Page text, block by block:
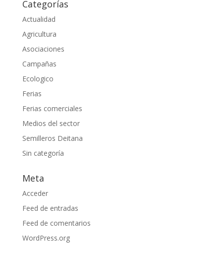
Categorías
Actualidad
Agricultura
Asociaciones
Campañas
Ecologico
Ferias
Ferias comerciales
Medios del sector
Semilleros Deitana
Sin categoría
Meta
Acceder
Feed de entradas
Feed de comentarios
WordPress.org